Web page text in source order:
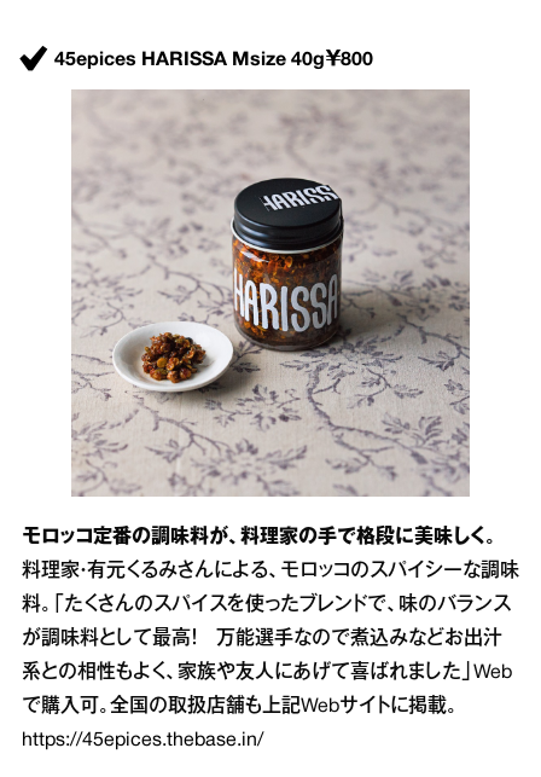
45epices HARISSA Msize 40g￥800
モロッコ定番の調味料が、料理家の手で格段に美味しく。
料理家・有元くるみさんによる、モロッコのスパイシーな調味
料。「たくさんのスパイスを使ったブレンドで、味のバランス
が調味料として最高！ 万能選手なので煮込みなどお出汁
系との相性もよく、家族や友人にあげて喜ばれました」Web
で購入可。全国の取扱店舗も上記Webサイトに掲載。
https://45epices.thebase.in/